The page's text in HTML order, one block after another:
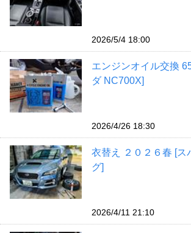
2026/5/4 18:00
エンジンオイル交換
ダ NC700X]
2026/4/26 18:30
衣替え ２０２６春 [ス
グ]
2026/4/11 21:10